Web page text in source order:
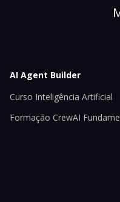
AI Agent Builder
Curso Inteligência Artificial
Formação CrewAI